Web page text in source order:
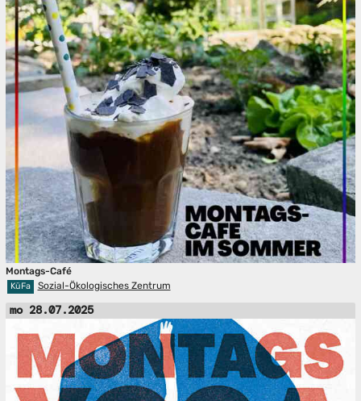
Montags-Café
KüFa Sozial-Ökologisches Zentrum
mo 28.07.2025